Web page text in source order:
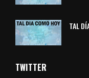
TAL
TWITTER